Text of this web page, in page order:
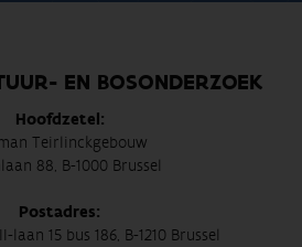
EN BOSONDERZOEK
Hoofdzetel:
Teirlinckgebouw
88, B-1000 Brussel
Postadres:
laan 15 bus 186, B-1210 Brussel